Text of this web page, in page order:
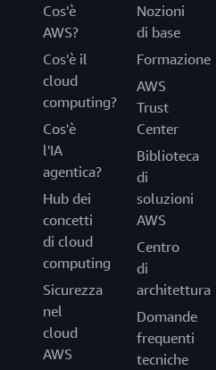
Cos'è
AWS?
Cos'è il
cloud
computing?
Cos'è
l'IA
agentica?
Hub dei
concetti
di cloud
computing
Sicurezza
nel
cloud
AWS
Nozioni
di base
Formazione
AWS
Trust
Center
Biblioteca
di
soluzioni
AWS
Centro
di
architettura
Domande
frequenti
tecniche